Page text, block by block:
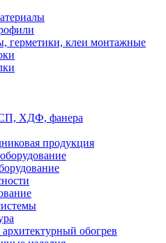
герметики, клеи монтажные
ХДФ, фанера
продукция
обогрев